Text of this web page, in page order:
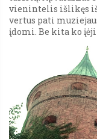
vienintelis išlikęs iš
vertus pati
įdomi. Be kita ko